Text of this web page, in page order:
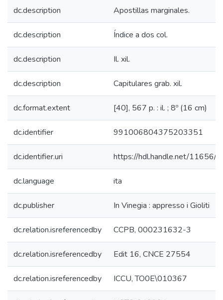
dc.description Apostillas marginales.
dc.description Índice a dos col.
dc.description Il. xil.
dc.description Capitulares grab. xil.
dc.format.extent [40], 567 p. : il. ; 8º (16 cm)
dc.identifier 991006804375203351
dc.identifier.uri https://hdl.handle.net/11656/
dc.language ita
dc.publisher In Vinegia : appresso i Gioliti
dc.relation.isreferencedby CCPB, 000231632-3
dc.relation.isreferencedby Edit 16, CNCE 27554
dc.relation.isreferencedby ICCU, TO0E\010367